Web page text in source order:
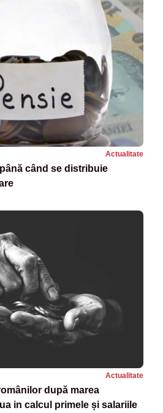
Actualitate
când se distribuie
Actualitate
după marea
in calcul primele și salariile